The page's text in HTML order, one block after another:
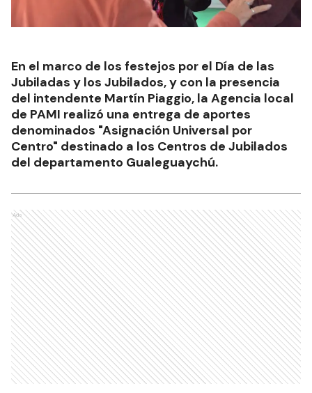
En el marco de los festejos por el Día de las
Jubiladas y los Jubilados, y con la presencia
del intendente Martín Piaggio, la Agencia local
de PAMI realizó una entrega de aportes
denominados "Asignación Universal por
Centro" destinado a los Centros de Jubilados
del departamento Gualeguaychú.
Ads